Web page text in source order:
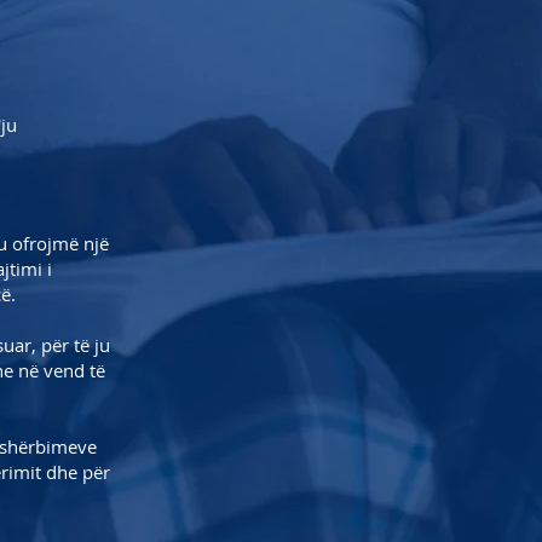
ofrojmë një
i
për të ju
në vend të
dhe për